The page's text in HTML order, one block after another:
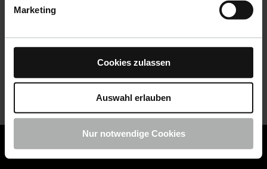
Marketing
Cookies zulassen
Auswahl erlauben
Nur notwendige Cookies
COLOURLOCK ist jetzt Teil von KochChemie -
COLOURLOCK Produkte shoppen